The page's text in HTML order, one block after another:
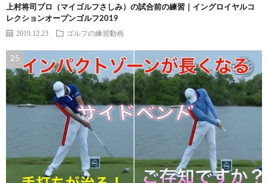
上村将司プロ（マイゴルフさしみ）の試合前の練習｜イングロイヤルコ
レクションオープンゴルフ2019
2019.12.23 ゴルフの練習動画